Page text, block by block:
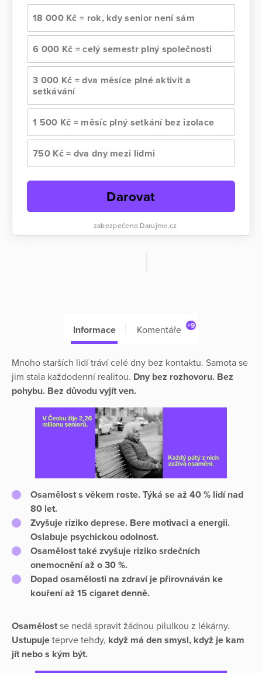
18 000 Kč = rok, kdy senior není sám
6 000 Kč = celý semestr plný společnosti
3 000 Kč = dva měsíce plné aktivit a
setkávání
1 500 Kč = měsíc plný setkání bez izolace
750 Kč = dva dny mezi lidmi
Darovat
zabezpečeno Darujme.cz
Informace Komentáře +9
Mnoho starších lidí tráví celé dny bez kontaktu. Samota se
jim stala každodenní realitou. Dny bez rozhovoru. Bez
pohybu. Bez důvodu vyjít ven.
Osamělost s věkem roste. Týká se až 40 % lidí nad
80 let.
Zvyšuje riziko deprese. Bere motivaci a energii.
Oslabuje psychickou odolnost.
Osamělost také zvyšuje riziko srdečních
onemocnění až o 30 %.
Dopad osamělosti na zdraví je přirovnáván ke
kouření až 15 cigaret denně.
Osamělost se nedá spravit žádnou pilulkou z lékárny.
Ustupuje teprve tehdy, když má den smysl, když je kam
jít nebo s kým být.